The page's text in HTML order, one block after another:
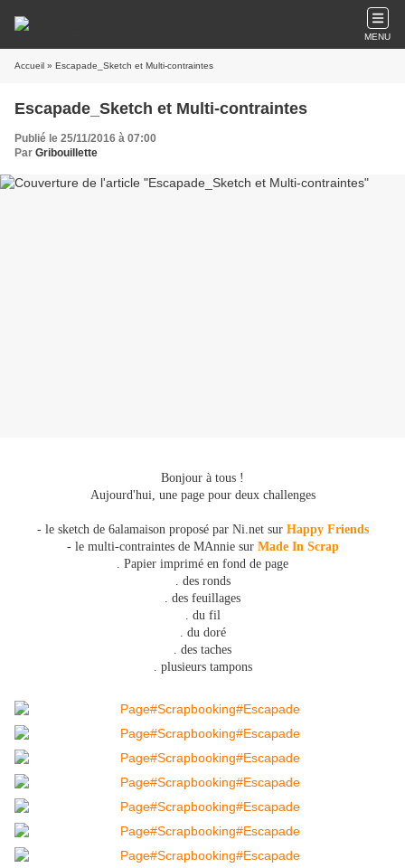
MENU
Accueil » Escapade_Sketch et Multi-contraintes
Escapade_Sketch et Multi-contraintes
Publié le 25/11/2016 à 07:00
Par Gribouillette
Bonjour à tous !
Aujourd'hui, une page pour deux challenges
- le sketch de 6alamaison proposé par Ni.net sur Happy Friends
- le multi-contraintes de MAnnie sur Made In Scrap
. Papier imprimé en fond de page
. des ronds
. des feuillages
. du fil
. du doré
. des taches
. plusieurs tampons